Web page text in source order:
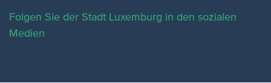
Folgen Sie der Stadt Luxemburg in den sozialen
Medien